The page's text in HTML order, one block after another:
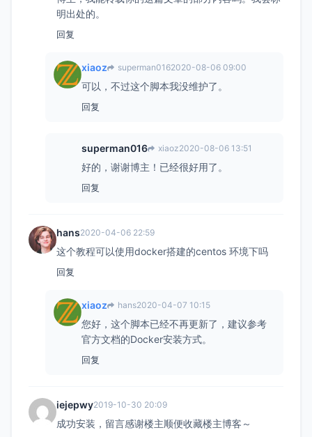
明出处的。
回复
xiaoz superman0162020-08-06 09:00
可以，不过这个脚本我没维护了。
回复
superman016 xiaoz2020-08-06 13:51
好的，谢谢博主！已经很好用了。
回复
hans2020-04-06 22:59
这个教程可以使用docker搭建的centos 环境下吗
回复
xiaoz hans2020-04-07 10:15
您好，这个脚本已经不再更新了，建议参考
官方文档的Docker安装方式。
回复
iejepwy2019-10-30 20:09
成功安装，留言感谢楼主顺便收藏楼主博客～